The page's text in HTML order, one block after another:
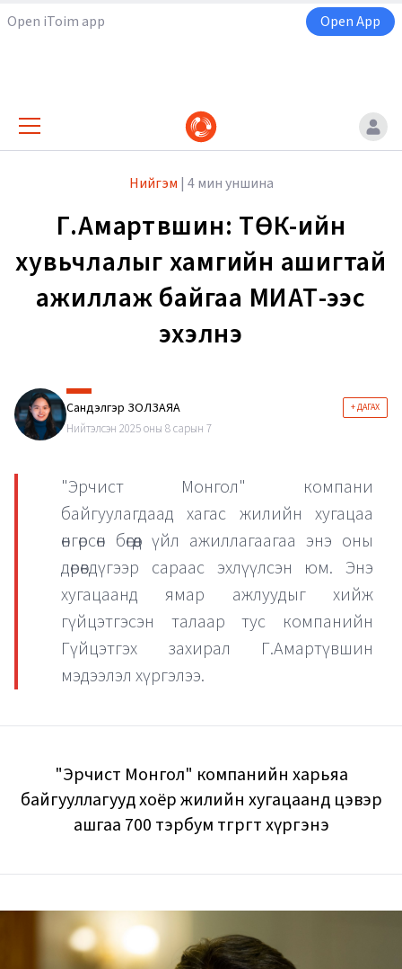
Open iToim app Open App
Нийгэм | 4 мин уншина
Г.Амартүвшин: ТӨК-ийн
хувьчлалыг хамгийн ашигтай
ажиллаж байгаа МИАТ-ээс
эхэлнэ
Сандэлгэр ЗОЛЗАЯА + ДАГАХ
Нийтэлсэн 2025 оны 8 сарын 7
"Эрчист Монгол" компани
байгуулагдаад хагас жилийн хугацаа
өнгөрсөн бөгөөд үйл ажиллагаагаа энэ оны
дөрөвдүгээр сараас эхлүүлсэн юм. Энэ
хугацаанд ямар ажлуудыг хийж
гүйцэтгэсэн талаар тус компанийн
Гүйцэтгэх захирал Г.Амартүвшин
мэдээлэл хүргэлээ.
"Эрчист Монгол" компанийн харьяа
байгууллагууд хоёр жилийн хугацаанд цэвэр
ашгаа 700 тэрбум төгрөгт хүргэнэ